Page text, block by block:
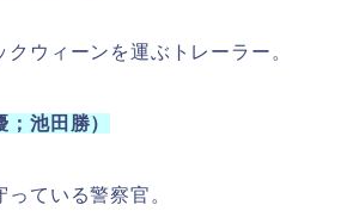
ウィーンを運ぶトレーラー。
池田勝）
ている警察官。